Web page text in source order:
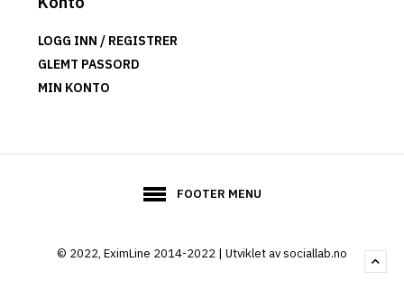
LOGG INN / REGISTRER
GLEMT PASSORD
MIN KONTO
FOOTER MENU
© 2022, EximLine 2014-2022 | Utviklet av sociallab.no